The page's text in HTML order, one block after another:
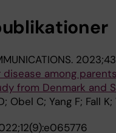
disease among
from Denmark and
Obel C; Yang F; Fall